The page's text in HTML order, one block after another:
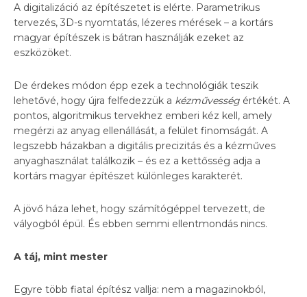
A digitalizáció az építészetet is elérte. Parametrikus
tervezés, 3D-s nyomtatás, lézeres mérések – a kortárs
magyar építészek is bátran használják ezeket az
eszközöket.
De érdekes módon épp ezek a technológiák teszik
lehetővé, hogy újra felfedezzük a kézművesség értékét. A
pontos, algoritmikus tervekhez emberi kéz kell, amely
megérzi az anyag ellenállását, a felület finomságát. A
legszebb házakban a digitális precizitás és a kézműves
anyaghasználat találkozik – és ez a kettősség adja a
kortárs magyar építészet különleges karakterét.
A jövő háza lehet, hogy számítógéppel tervezett, de
vályogból épül. És ebben semmi ellentmondás nincs.
A táj, mint mester
Egyre több fiatal építész vallja: nem a magazinokból,